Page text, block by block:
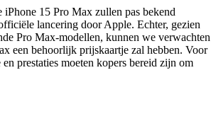
iPhone 15 Pro Max zullen pas bekend
lancering door Apple. Echter, gezien
Pro Max-modellen, kunnen we verwachten
een behoorlijk prijskaartje zal hebben. Voor
prestaties moeten kopers bereid zijn om